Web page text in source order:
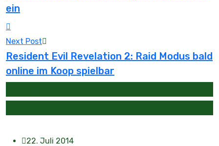
ein
Next Post
Resident Evil Revelation 2: Raid Modus bald
online im Koop spielbar
22. Juli 2014